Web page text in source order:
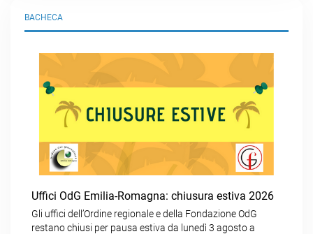
BACHECA
Uffici OdG Emilia-Romagna: chiusura estiva 2026
Gli uffici dell’Ordine regionale e della Fondazione OdG
restano chiusi per pausa estiva da lunedì 3 agosto a